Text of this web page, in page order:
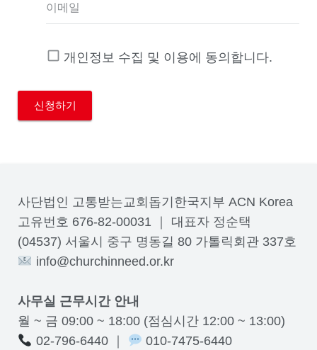
이메일
개인정보 수집 및 이용에 동의합니다.
사단법인 고통받는교회돕기한국지부 ACN Korea
고유번호 676-82-00031 ｜ 대표자 정순택
(04537) 서울시 중구 명동길 80 가톨릭회관 337호
info@churchinneed.or.kr
사무실 근무시간 안내
월 ~ 금 09:00 ~ 18:00 (점심시간 12:00 ~ 13:00)
02-796-6440 ｜
010-7475-6440